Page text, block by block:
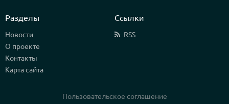
Разделы
Новости
О проекте
Контакты
Карта сайта
Ссылки
RSS
Пользовательское соглашение